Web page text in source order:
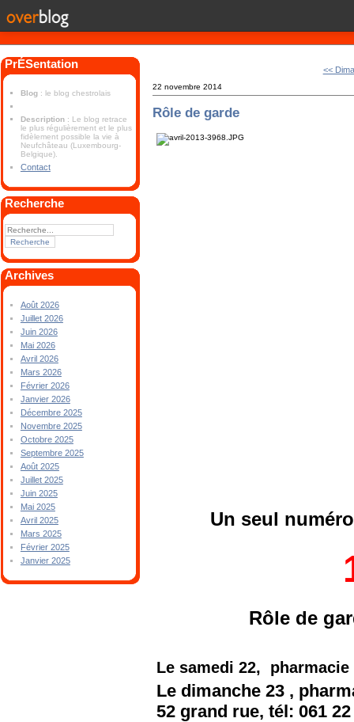
PrÉSentation
Blog : le blog chestrolais
Description : Le blog retrace
le plus régulièrement et le plus
fidèlement possible la vie à
Neufchâteau (Luxembourg-
Belgique).
Contact
Recherche
Archives
Août 2026
Juillet 2026
Juin 2026
Mai 2026
Avril 2026
Mars 2026
Février 2026
Janvier 2026
Décembre 2025
Novembre 2025
Octobre 2025
Septembre 2025
Août 2025
Juillet 2025
Juin 2025
Mai 2025
Avril 2025
Mars 2025
Février 2025
Janvier 2025
<<
22 novembre 2014
Rôle de garde
Un seul
Rôle de
Le samedi 22, pharmacie
Le dimanche 23 ,
52 grand rue, tél: 061 22